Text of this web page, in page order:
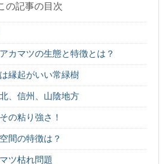
「吉野杉」の木材としての特徴とは？
大人工美林の中でも最も古く500年の歴史を持つと
「吉野杉」。 建築のプロもエンドユ...
キ（桧）：知っておきたい日本の木材～
特徴と物語～
今回は、日本建築には欠かせない針葉樹...
：知っておきたい日本の木材～その特徴
の記事の目次
カマツの生態と特徴とは？
縁起がいい常緑樹
、信州、山陰地方
の粘り強さ！
間の特徴は？
ツ枯れ問題